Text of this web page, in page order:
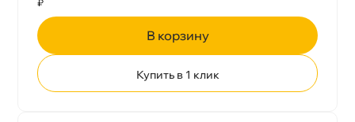
₽
корзину
Купить в 1 клик